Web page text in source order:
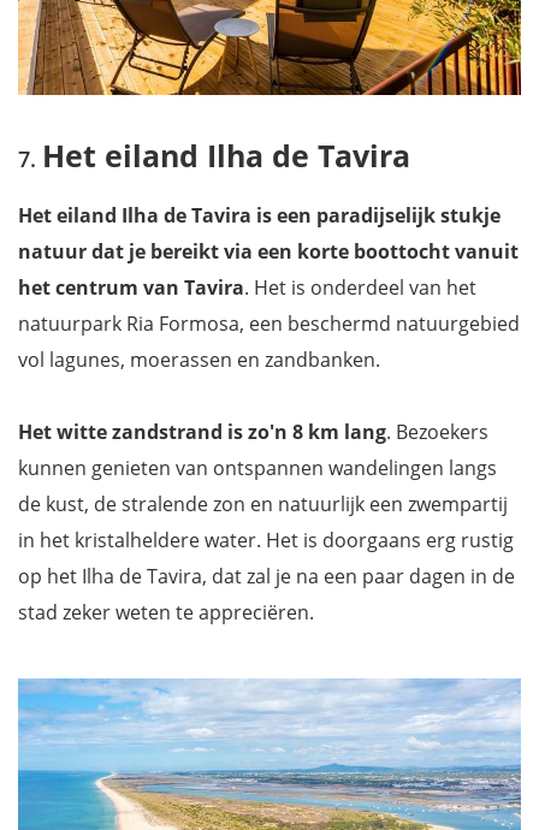
Het eiland Ilha de Tavira
Het eiland Ilha de Tavira is een paradijselijk stukje
natuur dat je bereikt via een korte boottocht vanuit
het centrum van Tavira. Het is onderdeel van het
natuurpark Ria Formosa, een beschermd natuurgebied
vol lagunes, moerassen en zandbanken.
Het witte zandstrand is zo'n 8 km lang. Bezoekers
kunnen genieten van ontspannen wandelingen langs
de kust, de stralende zon en natuurlijk een zwempartij
in het kristalheldere water. Het is doorgaans erg rustig
op het Ilha de Tavira, dat zal je na een paar dagen in de
stad zeker weten te appreciëren.